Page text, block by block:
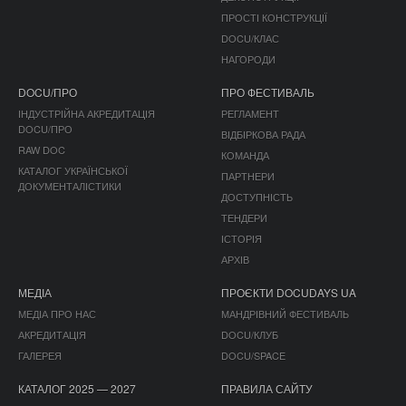
ПРОСТІ КОНСТРУКЦІЇ
DOCU/КЛАС
НАГОРОДИ
DOCU/ПРО
ІНДУСТРІЙНА АКРЕДИТАЦІЯ
DOCU/ПРО
RAW DOC
КАТАЛОГ УКРАЇНСЬКОЇ
ДОКУМЕНТАЛІСТИКИ
ПРО ФЕСТИВАЛЬ
РЕГЛАМЕНТ
ВІДБІРКОВА РАДА
КОМАНДА
ПАРТНЕРИ
ДОСТУПНІСТЬ
ТЕНДЕРИ
ІСТОРІЯ
АРХІВ
МЕДІА
МЕДІА ПРО НАС
АКРЕДИТАЦІЯ
ГАЛЕРЕЯ
ПРОЄКТИ DOCUDAYS UA
МАНДРІВНИЙ ФЕСТИВАЛЬ
DOCU/КЛУБ
DOCU/SPACE
КАТАЛОГ 2025 — 2027 ПРАВИЛА САЙТУ